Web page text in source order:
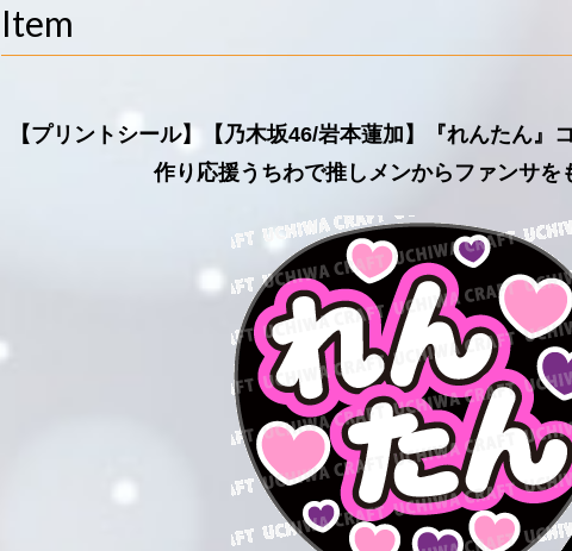
Item
【プリントシール】【乃木坂46/岩本蓮加】『れんたん』
作り応援うちわで推しメンからファンサを